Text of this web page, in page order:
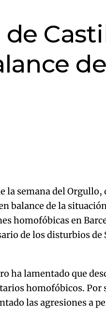
la semana del
balance de la
homofóbicas en
de los disturbios de
ha lamentado que
homofóbicos. Por
las agresiones a